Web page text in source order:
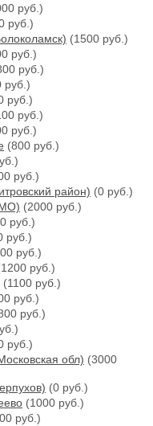
руб.)
руб.)
(1500 руб.)
руб.)
руб.)
руб.)
руб.)
руб.)
руб.)
(800 руб.)
руб.)
район) (0 руб.)
(2000 руб.)
руб.)
руб.)
руб.)
руб.)
(1100 руб.)
руб.)
руб.)
руб.)
обл) (3000
(0 руб.)
(1000 руб.)
руб.)